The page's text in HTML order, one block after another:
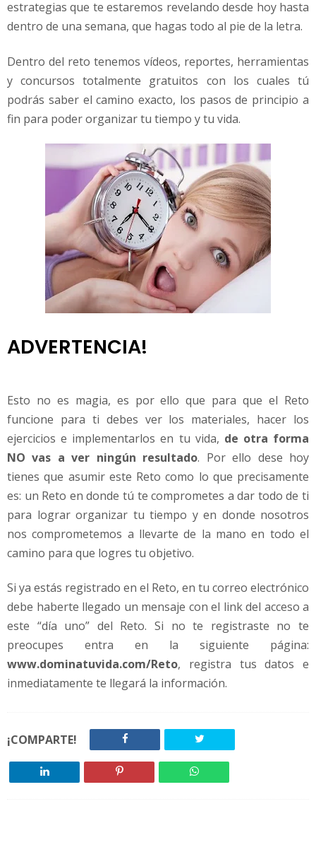
estrategias que te estaremos revelando desde hoy hasta
dentro de una semana, que hagas todo al pie de la letra.
Dentro del reto tenemos vídeos, reportes, herramientas
y concursos totalmente gratuitos con los cuales tú
podrás saber el camino exacto, los pasos de principio a
fin para poder organizar tu tiempo y tu vida.
ADVERTENCIA!
Esto no es magia, es por ello que para que el Reto
funcione para ti debes ver los materiales, hacer los
ejercicios e implementarlos en tu vida, de otra forma
NO vas a ver ningún resultado. Por ello dese hoy
tienes que asumir este Reto como lo que precisamente
es: un Reto en donde tú te comprometes a dar todo de ti
para lograr organizar tu tiempo y en donde nosotros
nos comprometemos a llevarte de la mano en todo el
camino para que logres tu objetivo.
Si ya estás registrado en el Reto, en tu correo electrónico
debe haberte llegado un mensaje con el link del acceso a
este “día uno” del Reto. Si no te registraste no te
preocupes entra en la siguiente página:
www.dominatuvida.com/Reto, registra tus datos e
inmediatamente te llegará la información.
¡COMPARTE!